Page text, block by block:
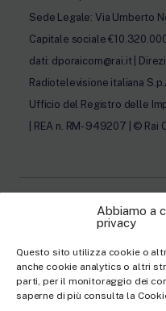
Abbiamo a
privacy
Questo sito utilizza cookie o
anche cookie analytics o altri
parti, per il monitoraggio dei
saperne di più consulta la
Sede Legale: Via Umberto
Capitale sociale
dati: dporaicom@rai.it |
Radiotelevisione italiana
Ufficio del Registro delle
| REA n. RM- 949207 | ©
Twitter
Privacy Policy
Cookie Policy e